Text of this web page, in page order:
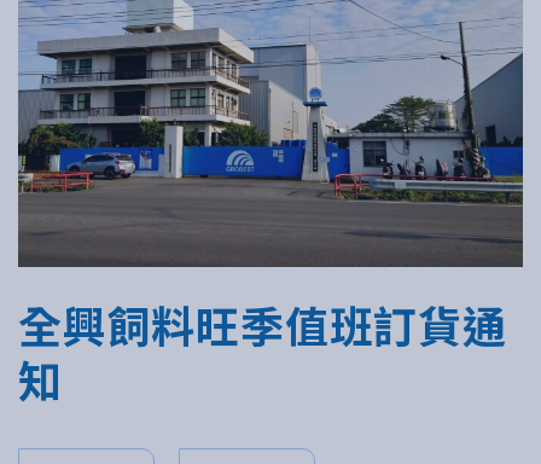
全興飼料旺季值班訂貨通
知